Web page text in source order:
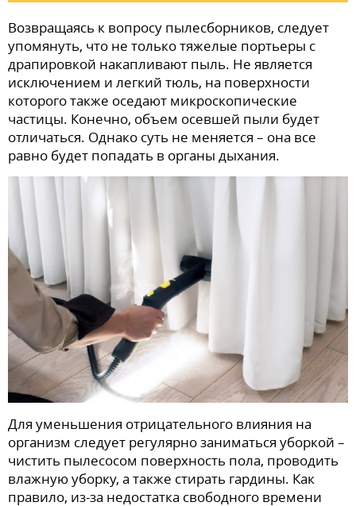
Возвращаясь к вопросу пылесборников, следует
упомянуть, что не только тяжелые портьеры с
драпировкой накапливают пыль. Не является
исключением и легкий тюль, на поверхности
которого также оседают микроскопические
частицы. Конечно, объем осевшей пыли будет
отличаться. Однако суть не меняется – она все
равно будет попадать в органы дыхания.
Для уменьшения отрицательного влияния на
организм следует регулярно заниматься уборкой –
чистить пылесосом поверхность пола, проводить
влажную уборку, а также стирать гардины. Как
правило, из-за недостатка свободного времени